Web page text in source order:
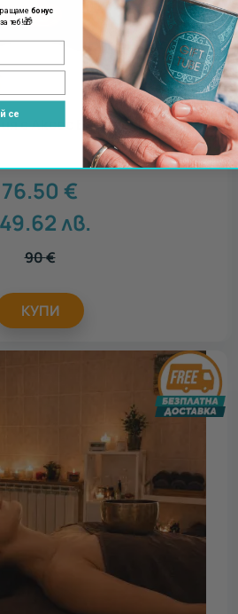
с Аксес Барс - освободи се
76.50 €
лв.
90€
КУПИ
бонус
теб!🎁
се